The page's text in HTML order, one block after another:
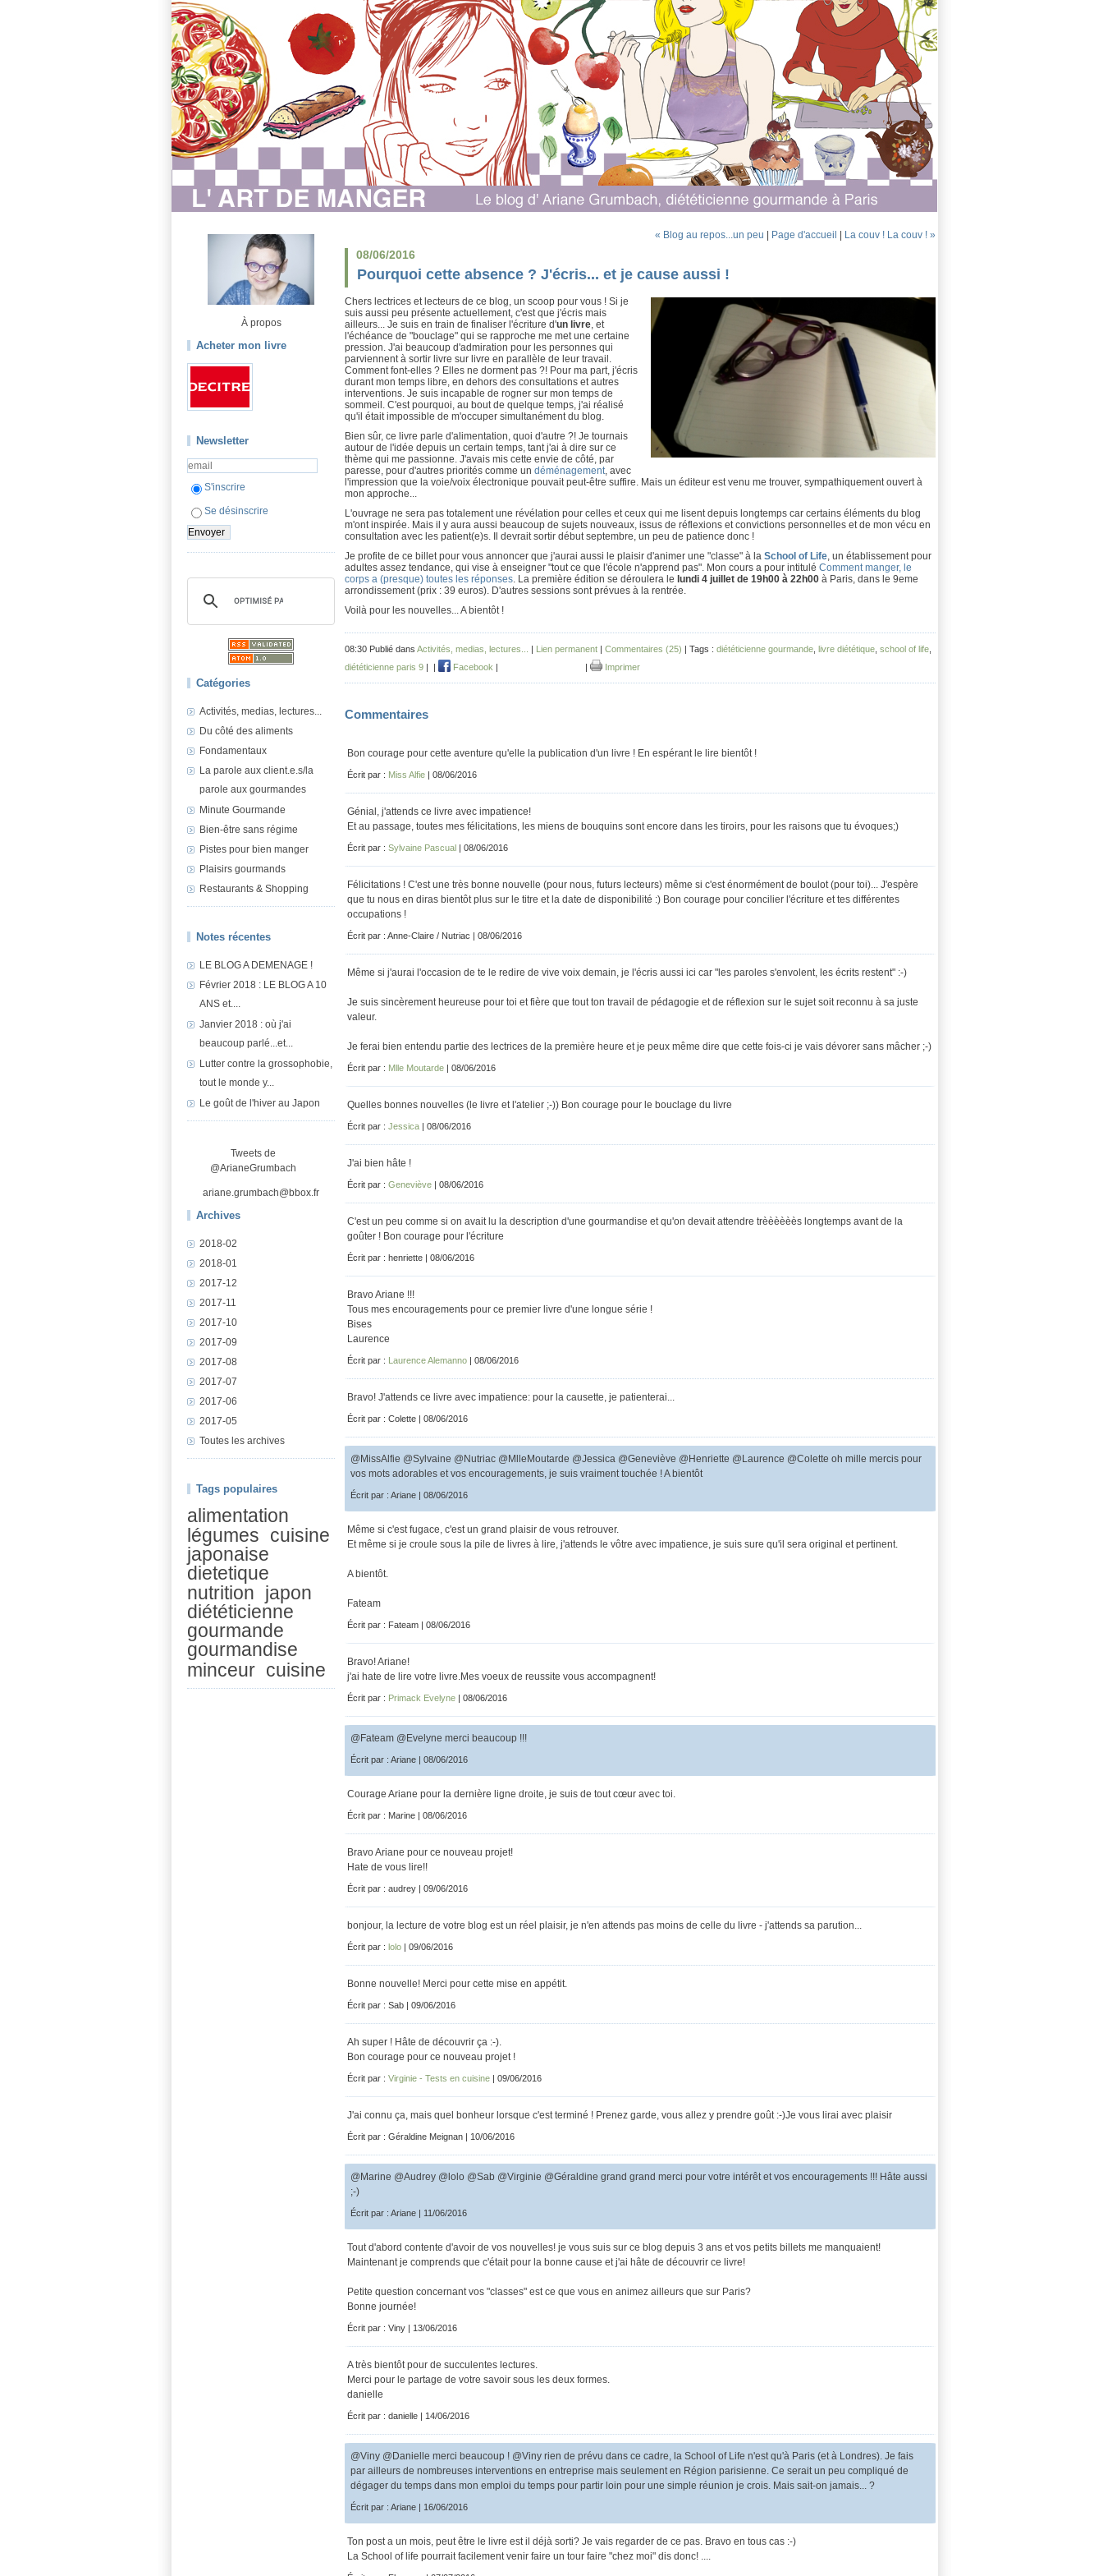
À propos
Acheter mon livre
Newsletter
S'inscrire
Se désinscrire
Catégories
Activités, medias, lectures...
Du côté des aliments
Fondamentaux
La parole aux client.e.s/la
parole aux gourmandes
Minute Gourmande
Bien-être sans régime
Pistes pour bien manger
Plaisirs gourmands
Restaurants & Shopping
Notes récentes
LE BLOG A DEMENAGE !
Février 2018 : LE BLOG A 10
ANS et....
Janvier 2018 : où j'ai
beaucoup parlé...et...
Lutter contre la grossophobie,
tout le monde y...
Le goût de l'hiver au Japon
Tweets de
@ArianeGrumbach
ariane.grumbach@bbox.fr
Archives
2018-02
2018-01
2017-12
2017-11
2017-10
2017-09
2017-08
2017-07
2017-06
2017-05
Toutes les archives
Tags populaires
alimentation
légumes cuisine
japonaise
dietetique
nutrition japon
diététicienne
gourmande
gourmandise
minceur cuisine
« Blog au repos...un peu Page d'accueil La couv ! La couv ! »
08/06/2016
Pourquoi cette absence ? J'écris... et je cause aussi !
Chers lectrices et lecteurs de ce blog, un scoop pour vous ! Si je
suis aussi peu présente actuellement, c'est que j'écris mais
ailleurs... Je suis en train de finaliser l'écriture d'un livre, et
l'échéance de "bouclage" qui se rapproche me met une certaine
pression. J'ai beaucoup d'admiration pour les personnes qui
parviennent à sortir livre sur livre en parallèle de leur travail.
Comment font-elles ? Elles ne dorment pas ?! Pour ma part, j'écris
durant mon temps libre, en dehors des consultations et autres
interventions. Je suis incapable de rogner sur mon temps de
sommeil. C'est pourquoi, au bout de quelque temps, j'ai réalisé
qu'il était impossible de m'occuper simultanément du blog.
Bien sûr, ce livre parle d'alimentation, quoi d'autre ?! Je tournais
autour de l'idée depuis un certain temps, tant j'ai à dire sur ce
thème qui me passionne. J'avais mis cette envie de côté, par
paresse, pour d'autres priorités comme un déménagement, avec
l'impression que la voie/voix électronique pouvait peut-être suffire. Mais un éditeur est venu me trouver, sympathiquement ouvert à
mon approche...
L'ouvrage ne sera pas totalement une révélation pour celles et ceux qui me lisent depuis longtemps car certains éléments du blog
m'ont inspirée. Mais il y aura aussi beaucoup de sujets nouveaux, issus de réflexions et convictions personnelles et de mon vécu en
consultation avec les patient(e)s. Il devrait sortir début septembre, un peu de patience donc !
Je profite de ce billet pour vous annoncer que j'aurai aussi le plaisir d'animer une "classe" à la School of Life, un établissement pour
adultes assez tendance, qui vise à enseigner "tout ce que l'école n'apprend pas". Mon cours a pour intitulé Comment manger, le
corps a (presque) toutes les réponses. La première édition se déroulera le lundi 4 juillet de 19h00 à 22h00 à Paris, dans le 9eme
arrondissement (prix : 39 euros). D'autres sessions sont prévues à la rentrée.
Voilà pour les nouvelles... A bientôt !
08:30 Publié dans Activités, medias, lectures... | Lien permanent | Commentaires (25) | Tags : diététicienne gourmande livre diététique school of life
diététicienne paris 9 | | Facebook | | Imprimer
Commentaires
Bon courage pour cette aventure qu'elle la publication d'un livre ! En espérant le lire bientôt !
Écrit par : Miss Alfie | 08/06/2016
Génial, j'attends ce livre avec impatience!
Et au passage, toutes mes félicitations, les miens de bouquins sont encore dans les tiroirs, pour les raisons que tu évoques;)
Écrit par : Sylvaine Pascual | 08/06/2016
Félicitations ! C'est une très bonne nouvelle (pour nous, futurs lecteurs) même si c'est énormément de boulot (pour toi)... J'espère
que tu nous en diras bientôt plus sur le titre et la date de disponibilité :) Bon courage pour concilier l'écriture et tes différentes
occupations !
Écrit par : Anne-Claire / Nutriac | 08/06/2016
Même si j'aurai l'occasion de te le redire de vive voix demain, je l'écris aussi ici car "les paroles s'envolent, les écrits restent" :-)
Je suis sincèrement heureuse pour toi et fière que tout ton travail de pédagogie et de réflexion sur le sujet soit reconnu à sa juste
valeur.
Je ferai bien entendu partie des lectrices de la première heure et je peux même dire que cette fois-ci je vais dévorer sans mâcher ;-)
Écrit par : Mlle Moutarde | 08/06/2016
Quelles bonnes nouvelles (le livre et l'atelier ;-)) Bon courage pour le bouclage du livre
Écrit par : Jessica | 08/06/2016
J'ai bien hâte !
Écrit par : Geneviève | 08/06/2016
C'est un peu comme si on avait lu la description d'une gourmandise et qu'on devait attendre trèèèèèès longtemps avant de la
goûter ! Bon courage pour l'écriture
Écrit par : henriette | 08/06/2016
Bravo Ariane !!!
Tous mes encouragements pour ce premier livre d'une longue série !
Bises
Laurence
Écrit par : Laurence Alemanno | 08/06/2016
Bravo! J'attends ce livre avec impatience: pour la causette, je patienterai...
Écrit par : Colette | 08/06/2016
@MissAlfie @Sylvaine @Nutriac @MlleMoutarde @Jessica @Geneviève @Henriette @Laurence @Colette oh mille mercis pour
vos mots adorables et vos encouragements, je suis vraiment touchée ! A bientôt
Écrit par : Ariane | 08/06/2016
Même si c'est fugace, c'est un grand plaisir de vous retrouver.
Et même si je croule sous la pile de livres à lire, j'attends le vôtre avec impatience, je suis sure qu'il sera original et pertinent.
A bientôt.
Fateam
Écrit par : Fateam | 08/06/2016
Bravo! Ariane!
j'ai hate de lire votre livre.Mes voeux de reussite vous accompagnent!
Écrit par : Primack Evelyne | 08/06/2016
@Fateam @Evelyne merci beaucoup !!!
Écrit par : Ariane | 08/06/2016
Courage Ariane pour la dernière ligne droite, je suis de tout cœur avec toi.
Écrit par : Marine | 08/06/2016
Bravo Ariane pour ce nouveau projet!
Hate de vous lire!!
Écrit par : audrey | 09/06/2016
bonjour, la lecture de votre blog est un réel plaisir, je n'en attends pas moins de celle du livre - j'attends sa parution...
Écrit par : lolo | 09/06/2016
Bonne nouvelle! Merci pour cette mise en appétit.
Écrit par : Sab | 09/06/2016
Ah super ! Hâte de découvrir ça :-).
Bon courage pour ce nouveau projet !
Écrit par : Virginie - Tests en cuisine | 09/06/2016
J'ai connu ça, mais quel bonheur lorsque c'est terminé ! Prenez garde, vous allez y prendre goût :-)Je vous lirai avec plaisir
Écrit par : Géraldine Meignan | 10/06/2016
@Marine @Audrey @lolo @Sab @Virginie @Géraldine grand grand merci pour votre intérêt et vos encouragements !!! Hâte aussi
;-)
Écrit par : Ariane | 11/06/2016
Tout d'abord contente d'avoir de vos nouvelles! je vous suis sur ce blog depuis 3 ans et vos petits billets me manquaient!
Maintenant je comprends que c'était pour la bonne cause et j'ai hâte de découvrir ce livre!
Petite question concernant vos "classes" est ce que vous en animez ailleurs que sur Paris?
Bonne journée!
Écrit par : Viny | 13/06/2016
A très bientôt pour de succulentes lectures.
Merci pour le partage de votre savoir sous les deux formes.
danielle
Écrit par : danielle | 14/06/2016
@Viny @Danielle merci beaucoup ! @Viny rien de prévu dans ce cadre, la School of Life n'est qu'à Paris (et à Londres). Je fais
par ailleurs de nombreuses interventions en entreprise mais seulement en Région parisienne. Ce serait un peu compliqué de
dégager du temps dans mon emploi du temps pour partir loin pour une simple réunion je crois. Mais sait-on jamais... ?
Écrit par : Ariane | 16/06/2016
Ton post a un mois, peut être le livre est il déjà sorti? Je vais regarder de ce pas. Bravo en tous cas :-)
La School of life pourrait facilement venir faire un tour faire "chez moi" dis donc! ....